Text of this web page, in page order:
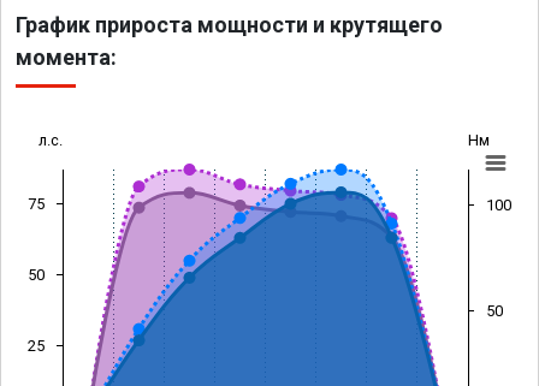
График прироста мощности и крутящего
момента:
л.с. Нм
25
50
75
50
100